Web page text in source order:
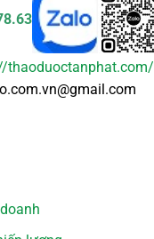
thaoduoctanphat.com/